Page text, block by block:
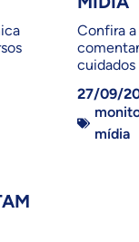
Confira
cuidados
27/09/
mídia